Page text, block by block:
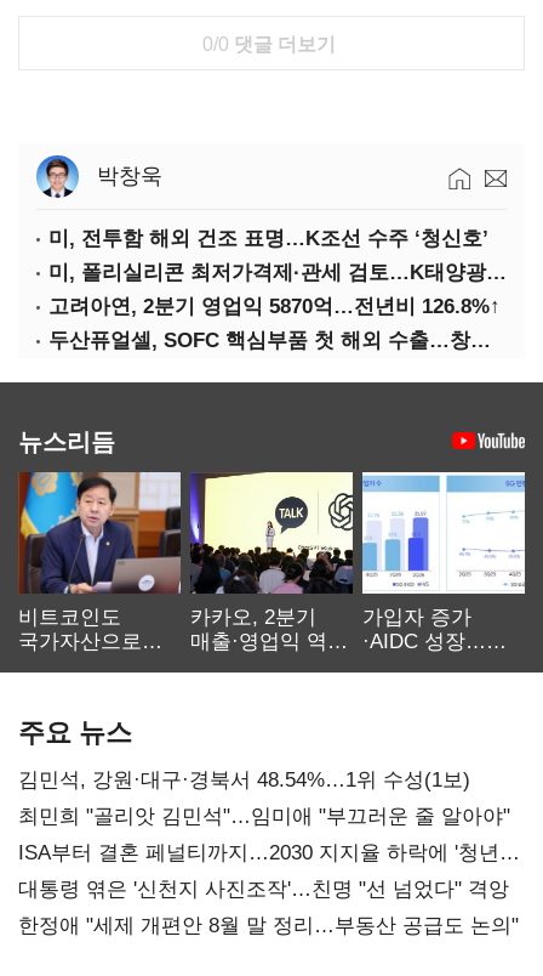
0/0 댓글 더보기
박창욱
미, 전투함 해외 건조 표명…K조선 수주 ‘청신호’
미, 폴리실리콘 최저가격제·관세 검토…K태양광 입지 확대 기대
고려아연, 2분기 영업익 5870억…전년비 126.8%↑
두산퓨얼셀, SOFC 핵심부품 첫 해외 수출…창사 이래 최대 규모
뉴스리듬
비트코인도
국가자산으로…'
카카오, 2분기
매출·영업익 역대
가입자 증가
·AIDC 성장…
주요 뉴스
김민석, 강원·대구·경북서 48.54%…1위 수성(1보)
최민희 "골리앗 김민석"…임미애 "부끄러운 줄 알아야"
ISA부터 결혼 페널티까지…2030 지지율 하락에 '청년
챙기기'
대통령 엮은 '신천지 사진조작'…친명 "선 넘었다" 격앙
한정애 "세제 개편안 8월 말 정리…부동산 공급도 논의"